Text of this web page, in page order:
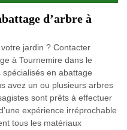
d’arbre à
jardin ? Contacter
à Tournemire dans le
en abattage
avez un ou plusieurs arbres
sont prêts à effectuer
expérience irréprochable
tous les matériaux